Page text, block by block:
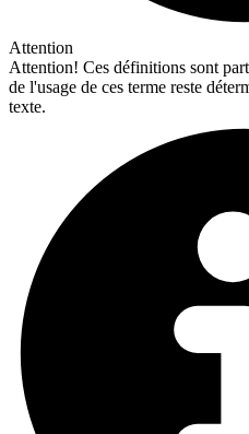
Attention
Attention! Ces définitions sont
de l'usage de ces terme reste
texte.